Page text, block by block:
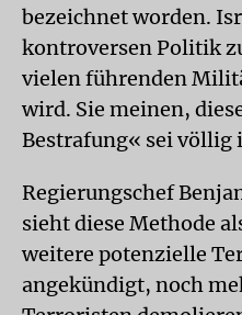
bezeichnet worden.
kontroversen Politik
vielen führenden
wird. Sie meinen,
Bestrafung« sei völlig
Regierungschef
sieht diese Methode
weitere potenzielle
angekündigt, noch